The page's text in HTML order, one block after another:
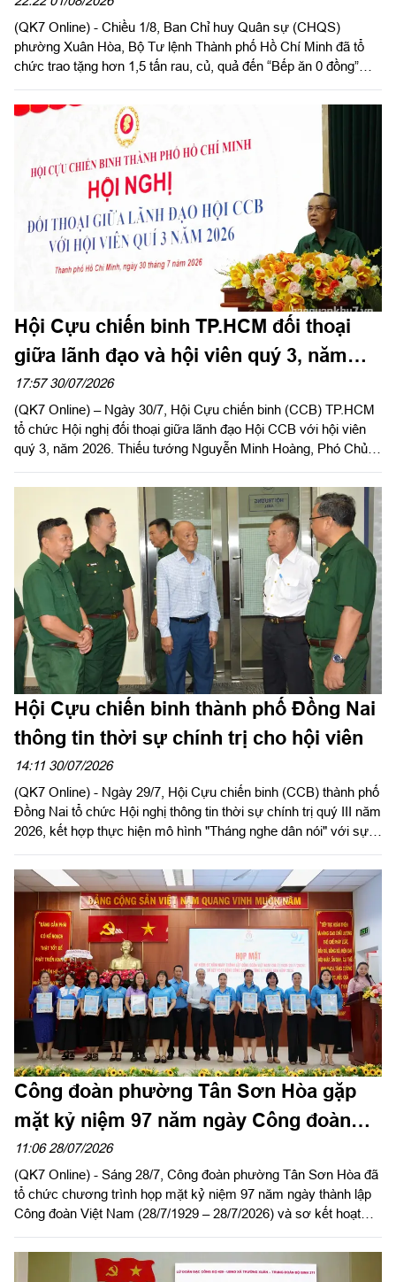
(QK7 Online) - Chiều 1/8, Ban Chỉ huy Quân sự (CHQS)
phường Xuân Hòa, Bộ Tư lệnh Thành phố Hồ Chí Minh đã tổ
chức trao tặng hơn 1,5 tấn rau, củ, quả đến “Bếp ăn 0 đồng”
Thạnh Mỹ Tây và Tăng Nhơn Phú (Thành phố Hồ Chí Minh).
Hội Cựu chiến binh TP.HCM đối thoại
giữa lãnh đạo và hội viên quý 3, năm
2026
17:57 30/07/2026
(QK7 Online) – Ngày 30/7, Hội Cựu chiến binh (CCB) TP.HCM
tổ chức Hội nghị đối thoại giữa lãnh đạo Hội CCB với hội viên
quý 3, năm 2026. Thiếu tướng Nguyễn Minh Hoàng, Phó Chủ
TPHCM, Chủ tịch Hội CCB TP.HCM chủ trì hội nghị.
Hội Cựu chiến binh thành phố Đồng Nai
thông tin thời sự chính trị cho hội viên
14:11 30/07/2026
(QK7 Online) - Ngày 29/7, Hội Cựu chiến binh (CCB) thành phố
Đồng Nai tổ chức Hội nghị thông tin thời sự chính trị quý III năm
2026, kết hợp thực hiện mô hình "Tháng nghe dân nói" với sự
địa bàn.
Công đoàn phường Tân Sơn Hòa gặp
mặt kỷ niệm 97 năm ngày Công đoàn
Việt Nam
11:06 28/07/2026
(QK7 Online) - Sáng 28/7, Công đoàn phường Tân Sơn Hòa đã
tổ chức chương trình họp mặt kỷ niệm 97 năm ngày thành lập
Công đoàn Việt Nam (28/7/1929 – 28/7/2026) và sơ kết hoạt